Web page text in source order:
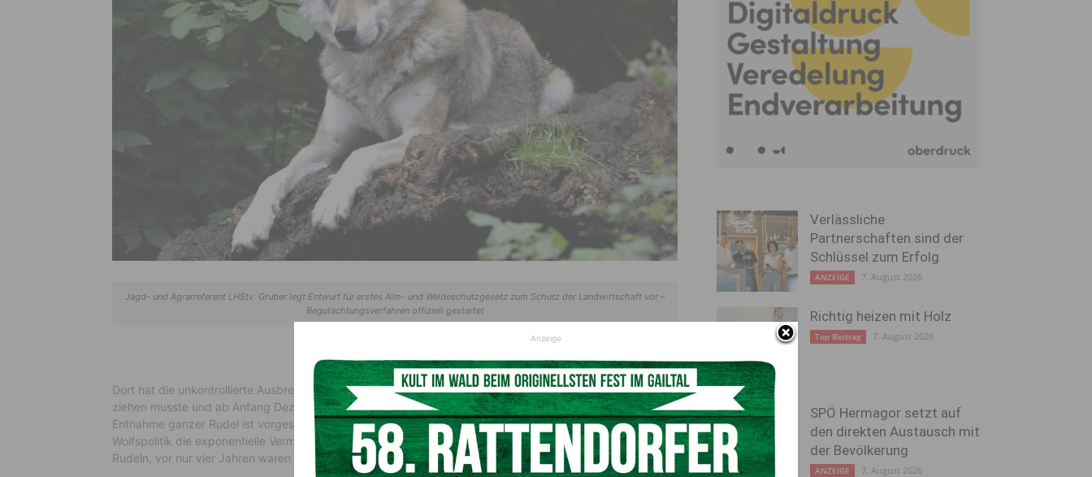
Jagd- und Agrarreferent LHStv. Gruber legt Entwurf für erstes Alm- und Weideschutzgesetz zum Schutz der Landwirtschaft vor –
Begutachtungsverfahren offiziell gestartet
Dort hat die unkontrollierte Ausbreitung von Wölfen dazu geführt, dass die Schweizer Politik die Reißleine
ziehen musste und ab Anfang Dezember 2023 präventive Abschüsse von Wölfen ermöglicht. Auch die
Entnahme ganzer Rudel ist vorgesehen. Notwendig gemacht hat diese Kehrtwende der Schweizer
Wolfspolitik die exponentielle Vermehrung von Wölfen: Aktuell leben in der Schweiz ca. 300 Tiere in 32
Rudeln, vor nur vier Jahren waren es noch 11 Rudel und rund 100 Tiere.
Verlässliche
Partnerschaften sind der
Schlüssel zum Erfolg
ANZEIGE 7. August 2026
Richtig heizen mit Holz
Top Beitrag 7. August 2026
SPÖ Hermagor setzt auf
den direkten Austausch mit
der Bevölkerung
ANZEIGE 7. August 2026
Anzeige